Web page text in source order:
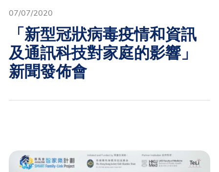
07/07/2020
「新型冠狀病毒疫情和資訊
及通訊科技對家庭的影響」
新聞發佈會